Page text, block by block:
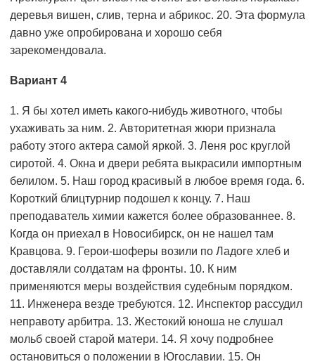
деревья вишен, слив, терна и абрикос. 20. Эта формула
давно уже опробирована и хорошо себя
зарекомендовала.
Вариант 4
1. Я бы хотел иметь какого-нибудь животного, чтобы
ухаживать за ним. 2. Авторитетная жюри признала
работу этого актера самой яркой. 3. Леня рос круглой
сиротой. 4. Окна и двери ребята выкрасили импортным
белилом. 5. Наш город красивый в любое время года. 6.
Короткий блицтурнир подошел к концу. 7. Наш
преподаватель химии кажется более образованнее. 8.
Когда он приехал в Новосибирск, он не нашел там
Кравцова. 9. Герои-шоферы возили по Ладоге хлеб и
доставляли солдатам на фронты. 10. К ним
применяются меры воздействия судебным порядком.
11. Инженера везде требуются. 12. Инспектор рассудил
неправоту арбитра. 13. Жестокий юноша не слушал
мольб своей старой матери. 14. Я хочу подробнее
остановиться о положении в Югославии. 15. Он